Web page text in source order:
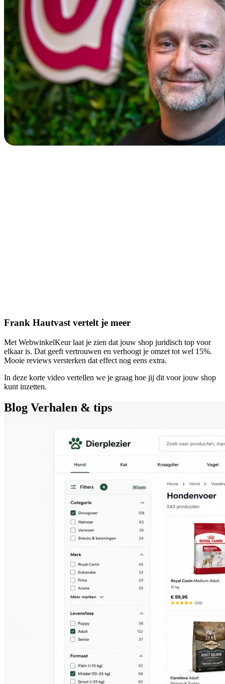
Frank Hautvast vertelt je meer
Met WebwinkelKeur laat je zien dat jouw shop juridisch top voor
elkaar is. Dat geeft vertrouwen en verhoogt je omzet tot wel 15%.
Mooie reviews versterken dat effect nog eens extra.
In deze korte video vertellen we je graag hoe jij dit voor jouw shop
kunt inzetten.
Blog Verhalen & tips